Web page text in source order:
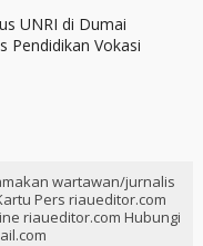
UNRI di Dumai
Pendidikan Vokasi
wartawan/jurnalis
Pers riaueditor.com
riaueditor.com Hubungi